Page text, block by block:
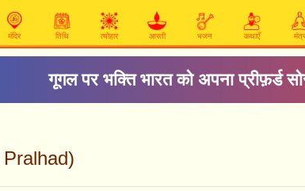
मंदिर तिथि त्योहार आरती भजन कथाएँ मंत्र
गूगल पर भक्ति भारत को अपना प्रीफ़र्ड
Pralhad)